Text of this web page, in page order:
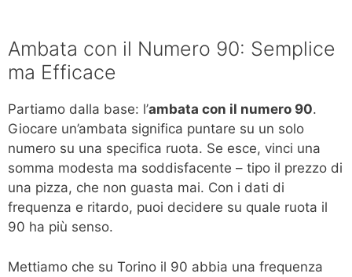
Ambata con il Numero 90: Semplice
ma Efficace
Partiamo dalla base: l’ambata con il numero 90.
Giocare un’ambata significa puntare su un solo
numero su una specifica ruota. Se esce, vinci una
somma modesta ma soddisfacente – tipo il prezzo di
una pizza, che non guasta mai. Con i dati di
frequenza e ritardo, puoi decidere su quale ruota il
90 ha più senso.
Mettiamo che su Torino il 90 abbia una frequenza